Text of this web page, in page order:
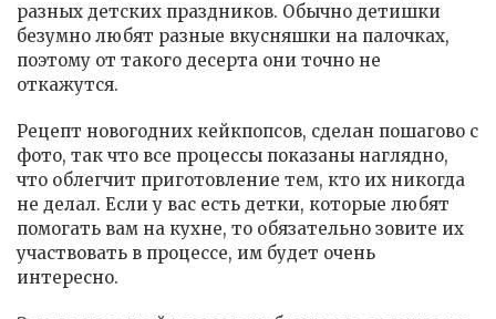
разных детских праздников. Обычно детишки
безумно любят разные вкусняшки на палочках,
поэтому от такого десерта они точно не
откажутся.
Рецепт новогодних кейкпопсов, сделан пошагово с
фото, так что все процессы показаны наглядно,
что облегчит приготовление тем, кто их никогда
не делал. Если у вас есть детки, которые любят
помогать вам на кухне, то обязательно зовите их
участвовать в процессе, им будет очень
интересно.